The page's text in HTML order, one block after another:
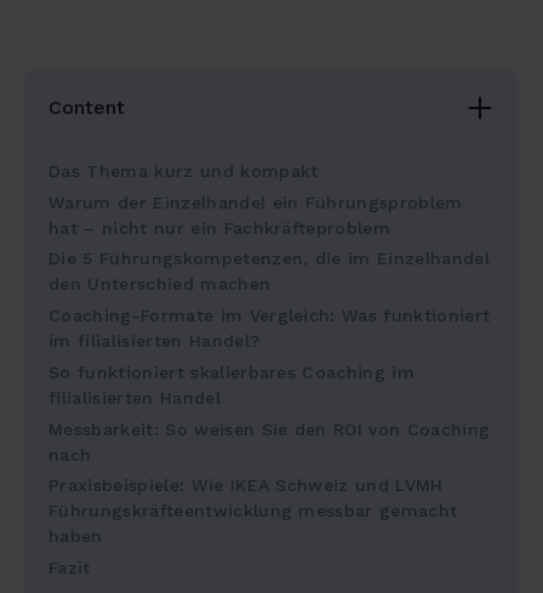
Content
Das Thema kurz und kompakt
Warum der Einzelhandel ein Führungsproblem
hat – nicht nur ein Fachkräfteproblem
Die 5 Führungskompetenzen, die im Einzelhandel
den Unterschied machen
Coaching-Formate im Vergleich: Was funktioniert
im filialisierten Handel?
So funktioniert skalierbares Coaching im
filialisierten Handel
Messbarkeit: So weisen Sie den ROI von Coaching
nach
Praxisbeispiele: Wie IKEA Schweiz und LVMH
Führungskräfteentwicklung messbar gemacht
haben
Fazit